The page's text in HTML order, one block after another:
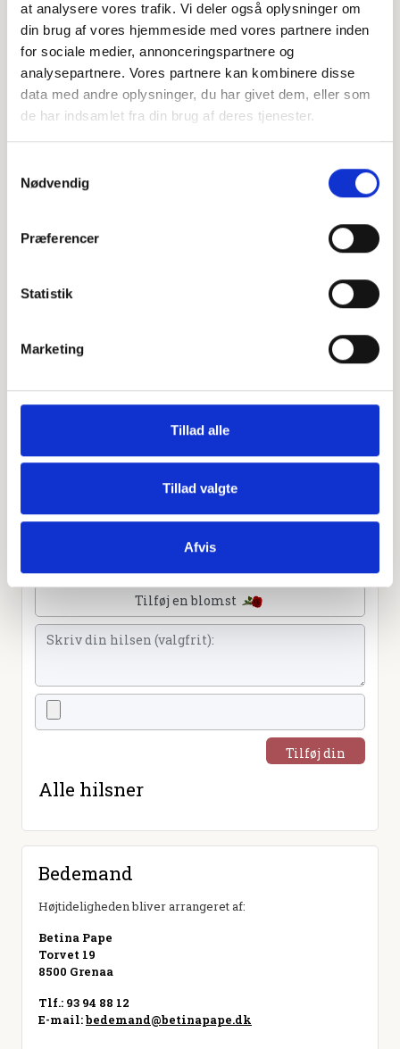
at analysere vores trafik. Vi deler også oplysninger om
din brug af vores hjemmeside med vores partnere inden
for sociale medier, annonceringspartnere og
analysepartnere. Vores partnere kan kombinere disse
data med andre oplysninger, du har givet dem, eller som
de har indsamlet fra din brug af deres tjenester.
Nødvendig
Præferencer
Statistik
Marketing
Tillad alle
Tillad valgte
Afvis
Højtideligheden
Lørdagd. 23. december 2023 kl. 12.30
Ørum Kirke
Åbrovej 38A, 8586 Ørum Djurs
+
−
contributors
Sammen kan vi mindes Aksel Gunner Bachmann. Du kan
rose
Tilføj et hjerte
Tilføj en blomst
Tilføj din
Alle hilsner
Bedemand
Højtideligheden bliver arrangeret af:
Betina Pape
Torvet 19
8500 Grenaa
Tlf.: 93 94 88 12
E-mail:bedemand@betinapape.dk